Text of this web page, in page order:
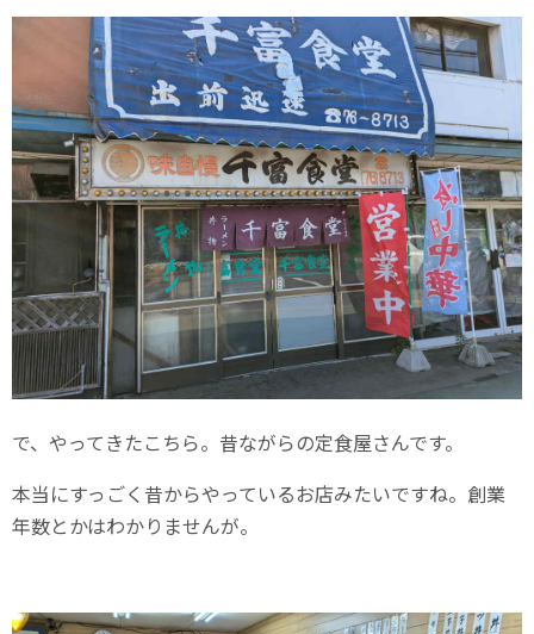
で、やってきたこちら。昔ながらの定食屋さんです。
本当にすっごく昔からやっているお店みたいですね。創業
年数とかはわかりませんが。